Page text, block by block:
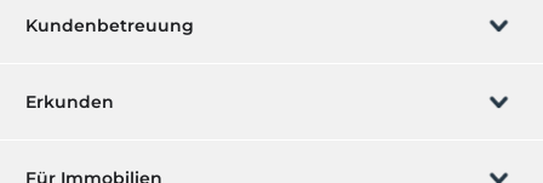
Klimaanlage
Spielzimmer
Kundenbetreuung
Buchung verwalten
Erkunden
Geschenkgutschein
Für Immobilien